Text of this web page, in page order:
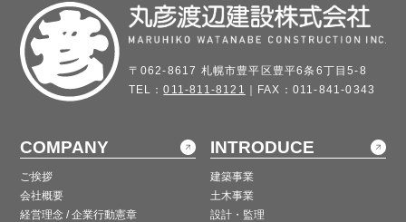
〒062-8617 札幌市豊平区豊平6条6丁目5-8
TEL：011-811-8121 ｜FAX：011-841-0343
COMPANY
ご挨拶
会社概要
経営理念 / 企業行動憲章
INTRODUCE
建築事業
土木事業
設計・監理